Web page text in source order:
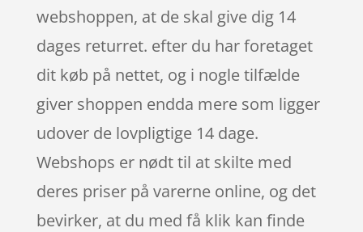
webshoppen, at de skal give dig 14
dages returret. efter du har foretaget
dit køb på nettet, og i nogle tilfælde
giver shoppen endda mere som ligger
udover de lovpligtige 14 dage.
Webshops er nødt til at skilte med
deres priser på varerne online, og det
bevirker, at du med få klik kan finde